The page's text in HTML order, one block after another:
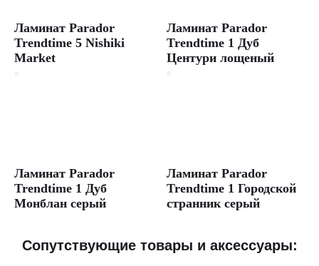
Ламинат Parador
Trendtime 5 Nishiki
Market
Ламинат Parador
Trendtime 1 Дуб
Центури лощеный
Ламинат Parador
Trendtime 1 Дуб
Монблан серый
Ламинат Parador
Trendtime 1 Городской
странник серый
Сопутствующие товары и аксессуары: